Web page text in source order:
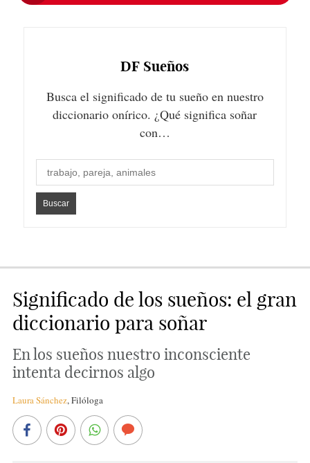
DF Sueños
Busca el significado de tu sueño en nuestro
diccionario onírico. ¿Qué significa soñar
con…
Significado de los sueños: el gran
diccionario para soñar
En los sueños nuestro inconsciente
intenta decirnos algo
Laura Sánchez,Filóloga